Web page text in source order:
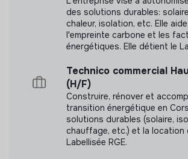
des solutions durables:
chaleur, isolation, etc. Elle
l'empreinte carbone et les
énergétiques. Elle détient le
Technico commercial
(H/F)
Construire, rénover et
transition énergétique en
solutions durables (solaire,
chauffage, etc.) et la location
Labellisée RGE.